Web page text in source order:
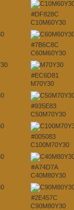
#DF828C
C10M60Y30
#7B6C8C
C60M60Y30
#EC6D81
M70Y30
#935E83
C50M70Y30
#005083
C100M70Y30
#A74D7A
C40M80Y30
#2E457C
C90M80Y30